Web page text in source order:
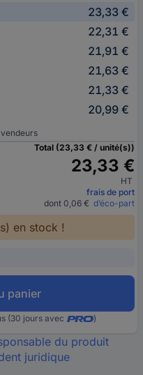
23,33 €
22,31 €
21,91 €
21,63 €
21,33 €
20,99 €
Total (23,33 € / unité(s))
23,33 €
HT
frais de port
dont 0,06 € d’éco-part
en stock !
panier
(30 jours avec )
du produit
juridique